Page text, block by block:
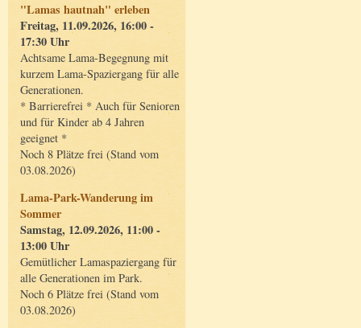
"Lamas hautnah" erleben
Freitag, 11.09.2026, 16:00 -
17:30 Uhr
Achtsame Lama-Begegnung mit
kurzem Lama-Spaziergang für alle
Generationen.
* Barrierefrei * Auch für Senioren
und für Kinder ab 4 Jahren
geeignet *
Noch 8 Plätze frei (Stand vom
03.08.2026)
Lama-Park-Wanderung im
Sommer
Samstag, 12.09.2026, 11:00 -
13:00 Uhr
Gemütlicher Lamaspaziergang für
alle Generationen im Park.
Noch 6 Plätze frei (Stand vom
03.08.2026)